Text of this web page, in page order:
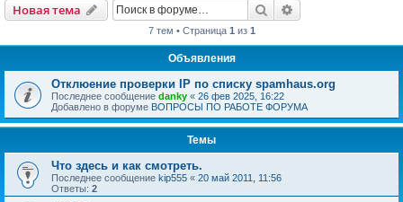
Новая тема Поиск
7 тем • Страница 1 из 1
Объявления
Отклюение проверки IP по списку spamhaus.org
Последнее сообщение danky « 26 фев 2025, 16:22
Добавлено в форуме ВОПРОСЫ ПО РАБОТЕ ФОРУМА
Темы
Что здесь и как смотреть.
Последнее сообщение kip555 « 20 май 2011, 11:56
Ответы: 2